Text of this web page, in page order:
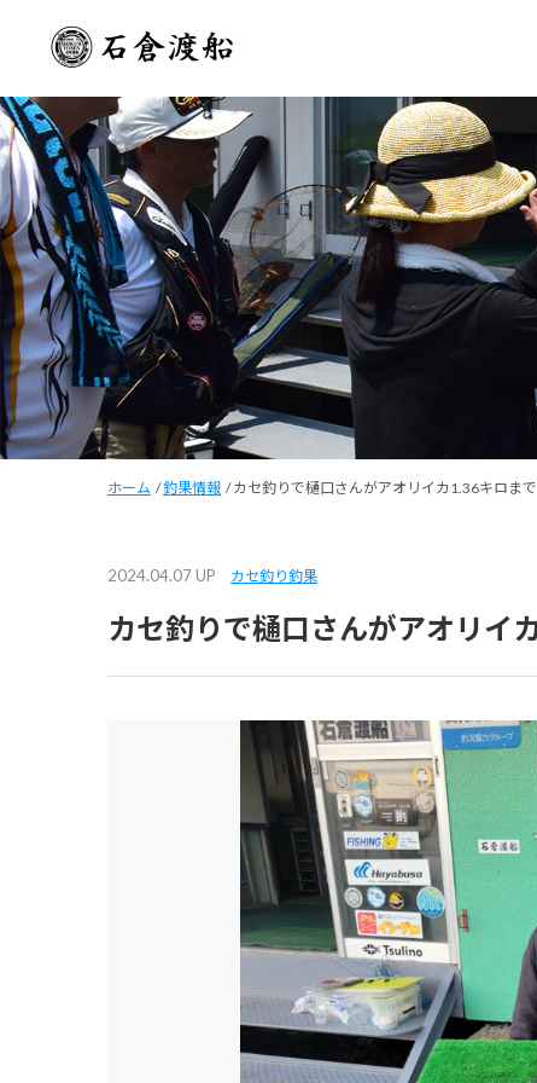
ホーム /釣果情報 /カセ釣りで樋口さんがアオリイカ1.36キロまで
2024.04.07 UP カセ釣り釣果
カセ釣りで樋口さんがアオリイ